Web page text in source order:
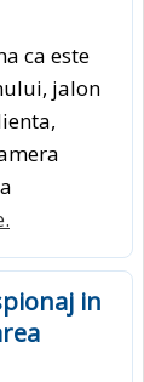
ca este
jalon
in